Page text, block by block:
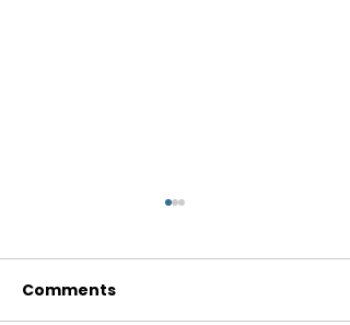
Comments